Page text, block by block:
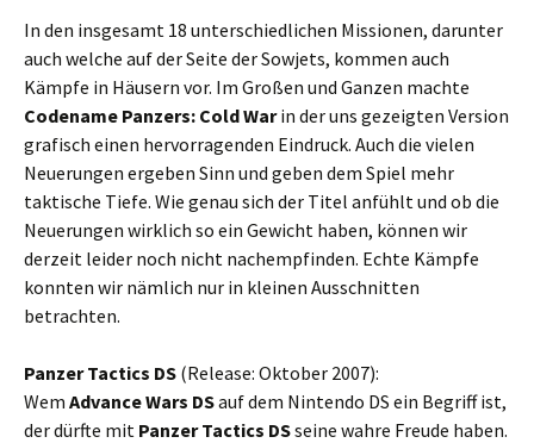
In den insgesamt 18 unterschiedlichen Missionen, darunter
auch welche auf der Seite der Sowjets, kommen auch
Kämpfe in Häusern vor. Im Großen und Ganzen machte
Codename Panzers: Cold Warin der uns gezeigten Version
grafisch einen hervorragenden Eindruck. Auch die vielen
Neuerungen ergeben Sinn und geben dem Spiel mehr
taktische Tiefe. Wie genau sich der Titel anfühlt und ob die
Neuerungen wirklich so ein Gewicht haben, können wir
derzeit leider noch nicht nachempfinden. Echte Kämpfe
konnten wir nämlich nur in kleinen Ausschnitten
betrachten.
Panzer Tactics DS (Release: Oktober 2007):
Wem Advance Wars DSauf dem Nintendo DS ein Begriff ist,
der dürfte mit Panzer Tactics DSseine wahre Freude haben.